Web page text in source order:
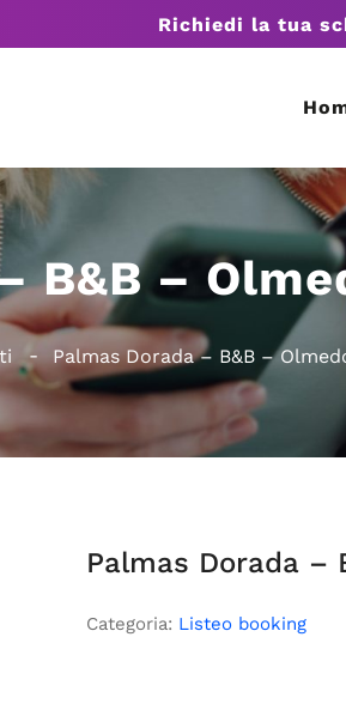
Richiedi la tua
B&B –
Palmas Dorada – B&B –
Palmas Dorada –
Categoria: Listeo booking